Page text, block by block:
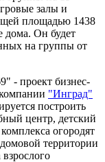
залы и
площадью 1438
дома. Он будет
на группы от
- проект бизнес-
"Инград"
построить
центр, детский
огородят
территории